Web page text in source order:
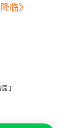
临》
丁